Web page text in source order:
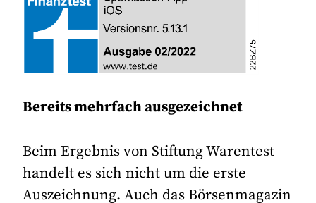
Bereits mehrfach ausgezeichnet
Beim Ergebnis von Stiftung Warentest
handelt es sich nicht um die erste
Auszeichnung. Auch das Börsenmagazin